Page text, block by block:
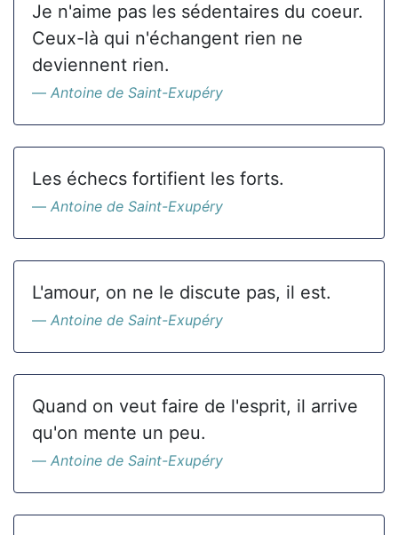
Je n'aime pas les sédentaires du coeur.
Ceux-là qui n'échangent rien ne
deviennent rien.
Antoine de Saint-Exupéry
Les échecs fortifient les forts.
Antoine de Saint-Exupéry
L'amour, on ne le discute pas, il est.
Antoine de Saint-Exupéry
Quand on veut faire de l'esprit, il arrive
qu'on mente un peu.
Antoine de Saint-Exupéry